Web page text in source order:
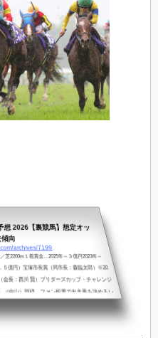
想 2026【裏競馬】想定オッ
向
archives/7199
芝2200m１着賞金…2025年～３億円2023年～
５億円）宝塚市長賞（同市長：森臨太郎）※20
会長：西川 賢）ブリダーズカップ・チャレンジ
（中山）同様、ファン投票で出走馬を決めるレ
リーダーズカップ ターフ」への優先出走権等20